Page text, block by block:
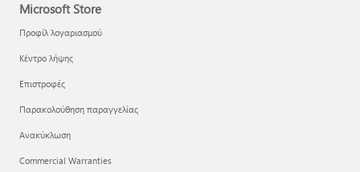
Microsoft Store
Προφίλ λογαριασμού
Κέντρο λήψης
Επιστροφές
Παρακολούθηση παραγγελίας
Ανακύκλωση
Commercial Warranties